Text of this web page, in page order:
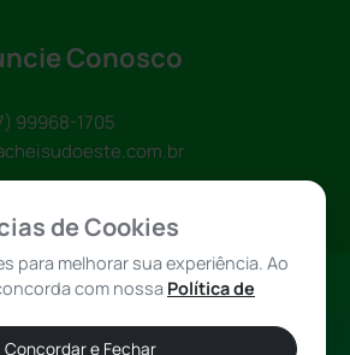
Conosco
99968-1705
Achei Sudoeste
© 2026 - Todos
de Cookies
para melhorar sua experiência. Ao
com nossa Política de
Concordar e Fechar